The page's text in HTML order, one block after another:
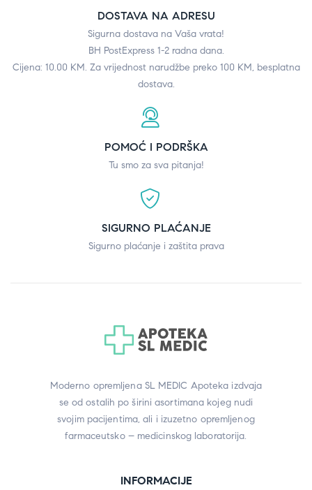
DOSTAVA NA ADRESU
Sigurna dostava na Vaša vrata!
BH PostExpress 1-2 radna dana.
Cijena: 10.00 KM. Za vrijednost narudžbe preko 100 KM, besplatna
dostava.
POMOĆ I PODRŠKA
Tu smo za sva pitanja!
SIGURNO PLAĆANJE
Sigurno plaćanje i zaštita prava
Moderno opremljena SL MEDIC Apoteka izdvaja
se od ostalih po širini asortimana kojeg nudi
svojim pacijentima, ali i izuzetno opremljenog
farmaceutsko – medicinskog laboratorija.
INFORMACIJE